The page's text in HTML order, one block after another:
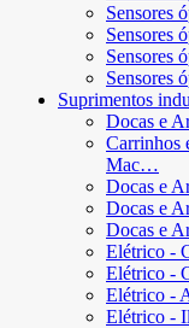
Sensores
Sensores
Sensores
Sensores
Suprimentos
Docas e
Carrinhos
Mac…
Docas e
Docas e
Docas e
Elétrico -
Elétrico -
Elétrico -
Elétrico -